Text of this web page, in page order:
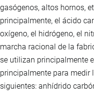
gasógenos, altos hornos,
principalmente, el ácido
oxígeno, el hidrógeno, el
marcha racional de la
se utilizan principalmente
principalmente para medir
siguientes: anhídrido